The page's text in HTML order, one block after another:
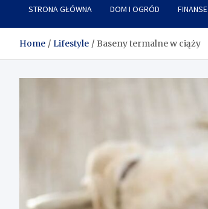
STRONA GŁÓWNA DOM I OGRÓD FINANSE
Home Lifestyle Baseny termalne w ciąży